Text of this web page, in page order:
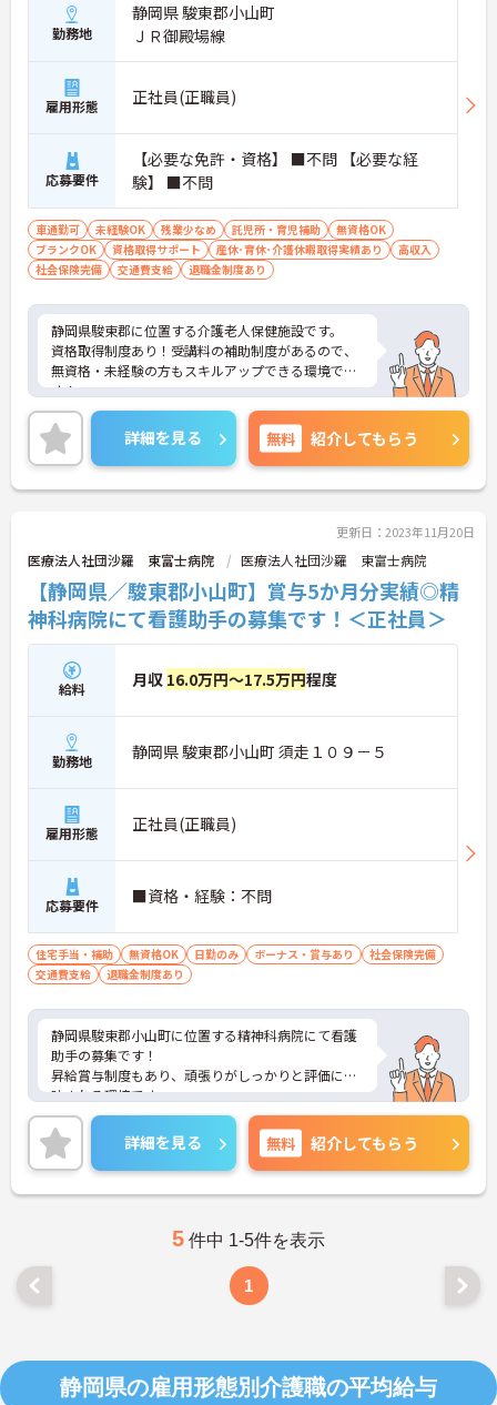
勤務地
静岡県 駿東郡小山町
ＪＲ御殿場線
雇用形態 正社員(正職員)
応募要件
【必要な免許・資格】 ■不問 【必要な経
験】 ■不問
車通勤可 未経験OK 残業少なめ 託児所・育児補助
無資格OK
ブランクOK
資格取得サポート 産休･育休･介護休暇取得実績あり
高収入
社会保険完備
交通費支給 退職金制度あり
静岡県駿東郡に位置する介護老人保健施設です。
資格取得制度あり！受講料の補助制度があるので、
無資格・未経験の方もスキルアップできる環境で
す！
ご興味をお持ちの方には詳細の情報や面接のポイン
トをお伝えしますのでお気軽にお問い合わせくださ
いませ。
詳細を見る 無料 紹介してもらう
更新日：2023年11月20日
医療法人社団沙羅 東富士病院 医療法人社団沙羅 東富士病院
【静岡県／駿東郡小山町】賞与5か月分実績◎精
神科病院にて看護助手の募集です！＜正社員＞
給料 月収 16.0万円～17.5万円程度
勤務地 静岡県 駿東郡小山町 須走１０９－５
雇用形態 正社員(正職員)
応募要件 ■資格・経験：不問
住宅手当・補助 無資格OK 日勤のみ ボーナス・賞与あり
社会保険完備
交通費支給
退職金制度あり
静岡県駿東郡小山町に位置する精神科病院にて看護
助手の募集です！
昇給賞与制度もあり、頑張りがしっかりと評価に反
映される環境です。
相談がしやすい職場環境で、長年お勤めの方もいら
っしゃいますので資格や経験がない方でも安心して
ご就業いただけます。
ご興味ある方には、面接対策ポイントなど、さらに
詳細をお話しいたしますのでお気軽にご相談くださ
詳細を見る 無料 紹介してもらう
5 件中 1-5件を表示
1
静岡県の雇用形態別介護職の平均給与